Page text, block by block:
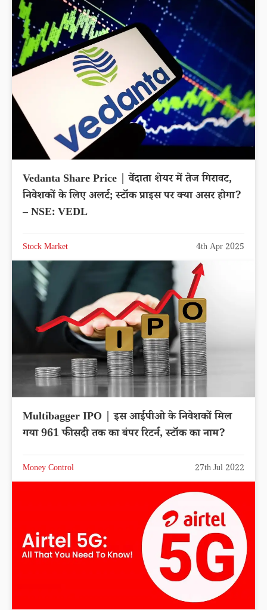
Vedanta Share Price | वेंदाता शेयर में तेज गिरावट,
निवेशकों के लिए अलर्ट; स्टॉक प्राइस पर क्या असर होगा?
– NSE: VEDL
Stock Market 4th Apr 2025
Multibagger IPO | इस आईपीओ के निवेशकों मिल
गया 961 फीसदी तक का बंपर रिटर्न, स्टॉक का नाम?
Money Control 27th Jul 2022